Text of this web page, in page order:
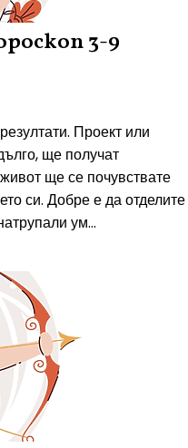
3-9
Проект или
ще получат
ще се почувствате
си. Добре е да отделите
ум...